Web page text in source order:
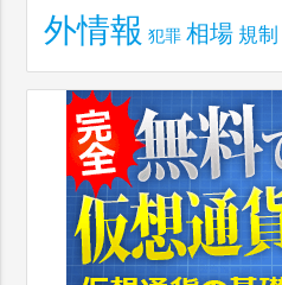
外情報 犯罪 相場 規制